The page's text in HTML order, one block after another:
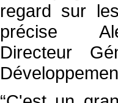
regard sur
précise
Directeur